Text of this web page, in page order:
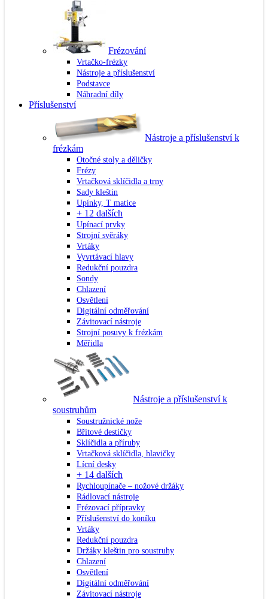
Frézování
Vrtačko-frézky
Nástroje a příslušenství
Podstavce
Náhradní díly
Příslušenství
Nástroje a příslušenství k
frézkám
Otočné stoly a děličky
Frézy
Vrtačková sklíčidla a trny
Sady kleštin
Upínky, T matice
+ 12 dalších
Upínací prvky
Strojní svěráky
Vrtáky
Vyvrtávací hlavy
Redukční pouzdra
Sondy
Chlazení
Osvětlení
Digitální odměřování
Závitovací nástroje
Strojní posuvy k frézkám
Měřidla
Nástroje a příslušenství k
soustruhům
Soustružnické nože
Břitové destičky
Sklíčidla a příruby
Vrtačková sklíčidla, hlavičky
Lícní desky
+ 14 dalších
Rychloupínače – nožové držáky
Rádlovací nástroje
Frézovací přípravky
Příslušenství do koníku
Vrtáky
Redukční pouzdra
Držáky kleštin pro soustruhy
Chlazení
Osvětlení
Digitální odměřování
Závitovací nástroje